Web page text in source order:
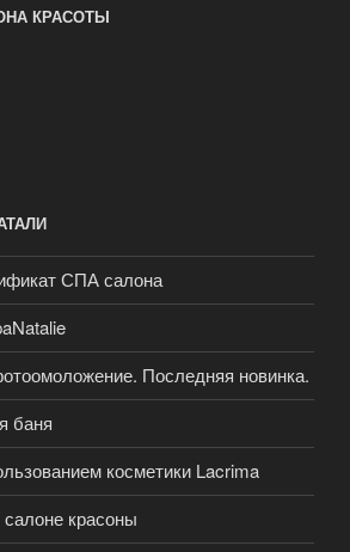
КРАСОТЫ
СПА салона
Последняя новинка.
баня
косметики Lacrima
красоны